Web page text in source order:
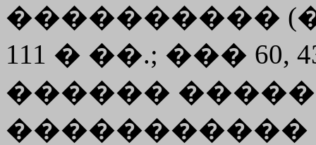
����������
111 � ��.; ���
������
�����������